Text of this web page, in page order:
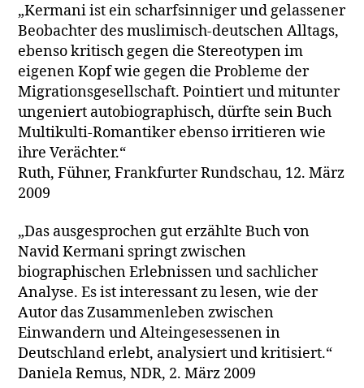
„Kermani ist ein scharfsinniger und gelassener
Beobachter des muslimisch-deutschen Alltags,
ebenso kritisch gegen die Stereotypen im
eigenen Kopf wie gegen die Probleme der
Migrationsgesellschaft. Pointiert und mitunter
ungeniert autobiographisch, dürfte sein Buch
Multikulti-Romantiker ebenso irritieren wie
ihre Verächter.“
Ruth, Fühner, Frankfurter Rundschau, 12. März
2009
„Das ausgesprochen gut erzählte Buch von
Navid Kermani springt zwischen
biographischen Erlebnissen und sachlicher
Analyse. Es ist interessant zu lesen, wie der
Autor das Zusammenleben zwischen
Einwandern und Alteingesessenen in
Deutschland erlebt, analysiert und kritisiert.“
Daniela Remus, NDR, 2. März 2009